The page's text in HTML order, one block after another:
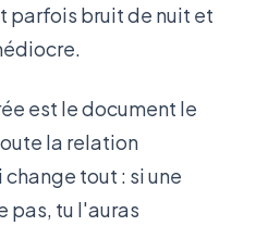
parfois bruit de nuit et
est le document le
la relation
tout : si une
pas, tu l'auras